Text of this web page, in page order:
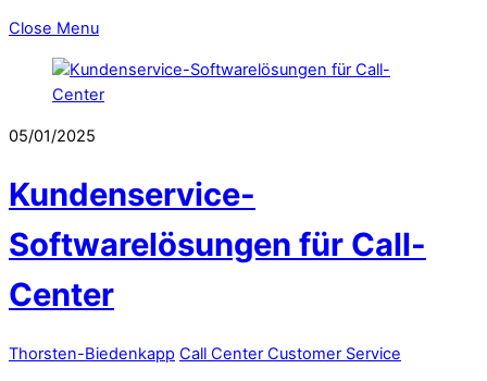
Close Menu
05/01/2025
Kundenservice-
Softwarelösungen für Call-
Center
Thorsten-Biedenkapp Call Center Customer Service